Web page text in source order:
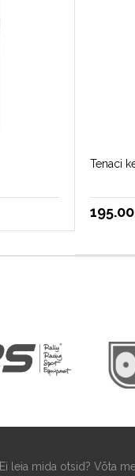
Tenaci
Ei leia mida otsid? Võta